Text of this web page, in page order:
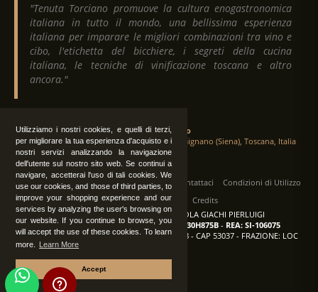
Utilizziamo i nostri cookies, e quelli di terzi,
per migliorare la tua esperienza d'acquisto e i
nostri servizi analizzando la navigazione
dell'utente sul nostro sito web. Se continui a
navigare, accetterai l'uso di tali cookies. We
use our cookies, and those of third parties, to
improve your shopping experience and our
services by analyzing the user's browsing on
our website. If you continue to browse, you
will accept the use of these cookies. To learn
more.
Learn More
Accept
"Tenuta Torciano promuove la cultura enogastronomica
italiana in tutto il mondo, una bellissima esperienza
italiana per imparare le migliori combinazioni tra vino e
cibo, l'etichetta del bicchiere, i segreti della cucina
italiana, le tecniche di vinificazione toscana e altro
ancora."
Tenuta Torciano
Via Crocetta 16, Loc. Ulignano 53037 San Gimignano (Siena), Toscana, Italia
Tutti i diritti sono riservati | Operatori Contattaci
Condizioni di Utilizzo
Privacy
Albo Fornitori
Credits
TENUTA TORCIANO AZIENDA AGRICOLA GIACHI PIERLUIGI
P.IVA: IT00375840527 -C.F.: GCHPLG62C30H875B- REA: SI-106075
Sede: SAN GIMIGNANO (SI) - VIA CROCETTA 18 - CAP 53037 - FRAZIONE: LOC